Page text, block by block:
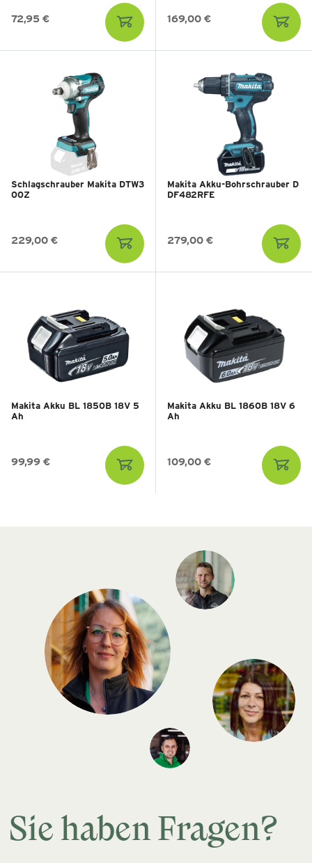
72,95 € 169,00 €
Schlagschrauber Makita DTW3
00Z
229,00 €
Makita Akku-Bohrschrauber D
DF482RFE
279,00 €
Makita Akku BL 1850B 18V 5
Ah
99,99 €
Makita Akku BL 1860B 18V 6
Ah
109,00 €
Sie haben Fragen?